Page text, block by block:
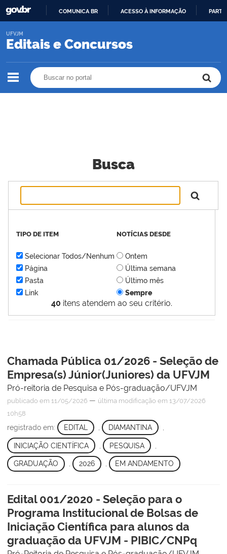
O
COMUNICA BR ACESSO À INFORMAÇÃO
Editais e Concursos
UFVJM
Busca
40 itens atendem ao seu critério.
TIPO DE ITEM
Selecionar Todos/Nenhum
Página
Pasta
Link
NOTÍCIAS DESDE
Ontem
Última semana
Último mês
Sempre
Chamada Pública 01/2026 - Seleção de
Empresa(s) Júnior(Juniores) da UFVJM
Pró-reitoria de Pesquisa e Pós-graduação/UFVJM
publicado em 11/05/2026 — última modificação em 13/07/2026
10h58
registrado em: EDITAL DIAMANTINA
INICIAÇÃO CIENTÍFICA PESQUISA
GRADUAÇÃO , 2026 , EM ANDAMENTO
Edital 001/2020 - Seleção para o
Programa Institucional de Bolsas de
Iniciação Científica para alunos da
graduação da UFVJM - PIBIC/CNPq